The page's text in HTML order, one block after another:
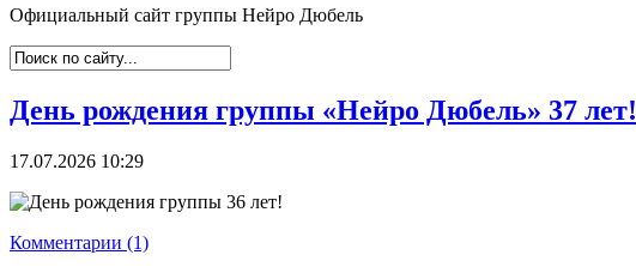
Официальный сайт группы Нейро Дюбель
День рождения группы «Нейро Дюбель» 37 лет!
17.07.2026 10:29
Комментарии (1)